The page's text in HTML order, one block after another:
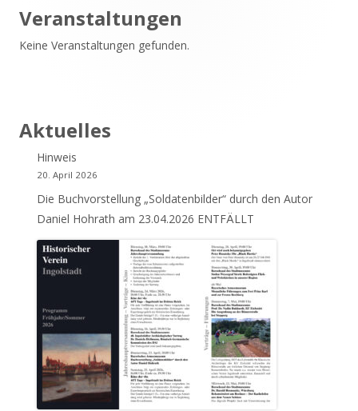
Haupt-
Seitenleiste
Veranstaltungen
Keine Veranstaltungen gefunden.
Aktuelles
Hinweis
20. April 2026
Die Buchvorstellung „Soldatenbilder“ durch den Autor
Daniel Hohrath am 23.04.2026 ENTFÄLLT